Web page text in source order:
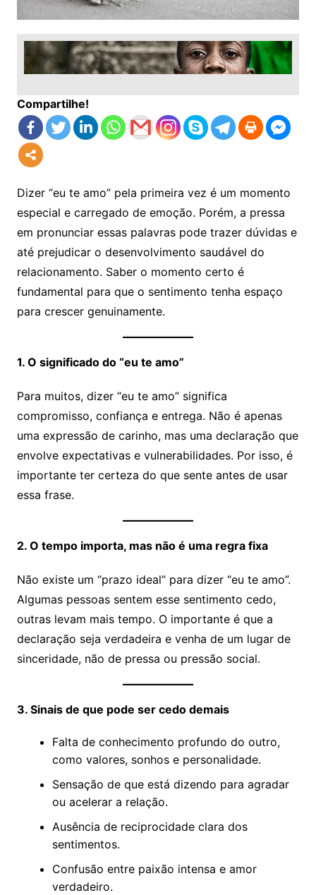
Compartilhe!
Dizer “eu te amo” pela primeira vez é um momento
especial e carregado de emoção. Porém, a pressa
em pronunciar essas palavras pode trazer dúvidas e
até prejudicar o desenvolvimento saudável do
relacionamento. Saber o momento certo é
fundamental para que o sentimento tenha espaço
para crescer genuinamente.
1. O significado do “eu te amo”
Para muitos, dizer “eu te amo” significa
compromisso, confiança e entrega. Não é apenas
uma expressão de carinho, mas uma declaração que
envolve expectativas e vulnerabilidades. Por isso, é
importante ter certeza do que sente antes de usar
essa frase.
2. O tempo importa, mas não é uma regra fixa
Não existe um “prazo ideal” para dizer “eu te amo”.
Algumas pessoas sentem esse sentimento cedo,
outras levam mais tempo. O importante é que a
declaração seja verdadeira e venha de um lugar de
sinceridade, não de pressa ou pressão social.
3. Sinais de que pode ser cedo demais
Falta de conhecimento profundo do outro,
como valores, sonhos e personalidade.
Sensação de que está dizendo para agradar
ou acelerar a relação.
Ausência de reciprocidade clara dos
sentimentos.
Confusão entre paixão intensa e amor
verdadeiro.